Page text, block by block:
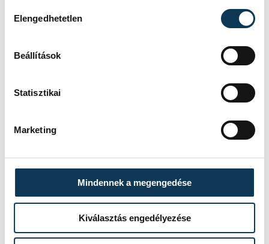
Elengedhetetlen
Beállítások
Statisztikai
Marketing
Mindennek a megengedése
Kiválasztás engedélyezése
egyetértenek. Mindenesetre a
tudom és nem fogom. A
viselkedés esetén az
Arénából. De bízom abban,
közül is kizárják az ilyen módon
megnyilvánulókat, ezzel
megőrizve az igazi veszprémi
szurkolói hírnevet. A csapatnak